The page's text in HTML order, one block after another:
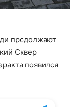
продолжают
Сквер
появился